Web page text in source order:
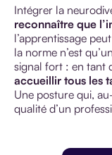
Intégrer la
reconnaître que
l’apprentissage
la norme n’est
signal fort : en tant
accueillir tous les
Une posture qui,
qualité d’un